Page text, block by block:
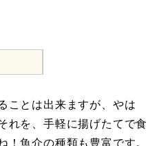
ことは出来ますが、やは
れを、手軽に揚げたてで食
！魚介の種類も豊富です。